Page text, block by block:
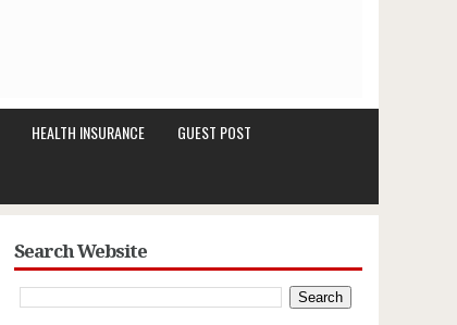
HEALTH INSURANCE GUEST POST
Search Website